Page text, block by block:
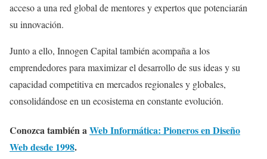
acceso a una red global de mentores y expertos que potenciarán
su innovación.
Junto a ello, Innogen Capital también acompaña a los
emprendedores para maximizar el desarrollo de sus ideas y su
capacidad competitiva en mercados regionales y globales,
consolidándose en un ecosistema en constante evolución.
Conozca también aWeb Informática: Pioneros en Diseño
Web desde 1998.